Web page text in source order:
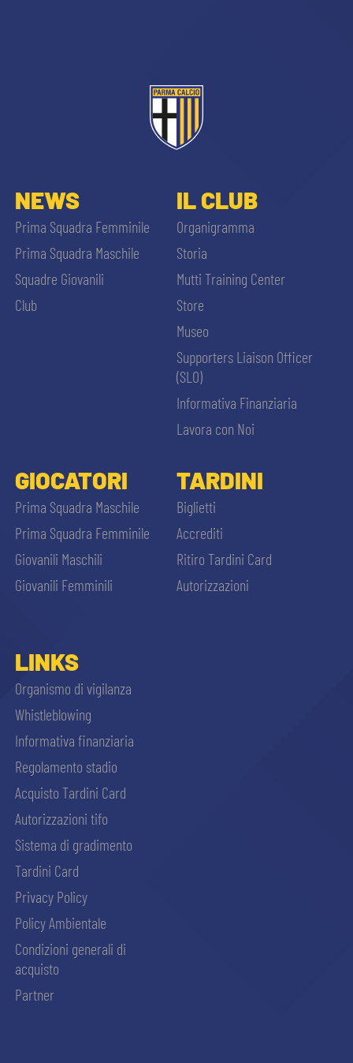
NEWS
Prima Squadra Femminile
Prima Squadra Maschile
Squadre Giovanili
Club
IL CLUB
Organigramma
Storia
Mutti Training Center
Store
Museo
Supporters Liaison Officer
(SLO)
Informativa Finanziaria
Lavora con Noi
GIOCATORI
Prima Squadra Maschile
Prima Squadra Femminile
Giovanili Maschili
Giovanili Femminili
TARDINI
Biglietti
Accrediti
Ritiro Tardini Card
Autorizzazioni
LINKS
Organismo di vigilanza
Whistleblowing
Informativa finanziaria
Regolamento stadio
Acquisto Tardini Card
Autorizzazioni tifo
Sistema di gradimento
Tardini Card
Privacy Policy
Policy Ambientale
Condizioni generali di
acquisto
Partner
ACCETTA E SALVA